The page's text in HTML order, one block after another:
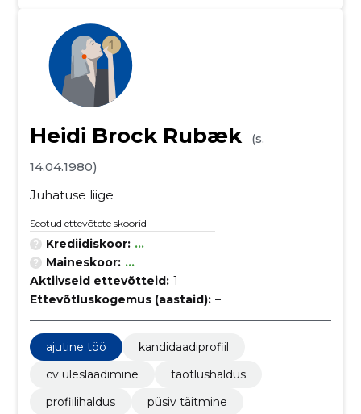
Heidi Brock Rubæk
(s.
14.04.1980)
Juhatuse liige
Seotud ettevõtete skoorid
Krediidiskoor: ...
Maineskoor: ...
Aktiivseid ettevõtteid: 1
Ettevõtluskogemus (aastaid): –
ajutine töö
kandidaadiprofiil
cv üleslaadimine
taotlushaldus
profiilihaldus
püsiv täitmine